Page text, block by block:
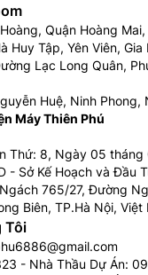
BlueFin
ở dàn nóng của
2 chiều SRK60ZSX-
chống ăn mòn màu
điều hòa không khí
lên trên bề mặt
tụ để bảo vệ
Điều này giúp
kiện môi trường
và hơi nước.
Quận Hoàng
Huy Tập, Yên Viên, Gia
Lạc Long Quân,
Huệ, Ninh Phong,
Máy Thiên Phú
Thứ: 8, Ngày 05 tháng
- Sở Kế Hoạch và Đầu
765/27, Đường
Biên, TP.Hà Nội, Việt
Tôi
- Nhà Thầu Dự Án: